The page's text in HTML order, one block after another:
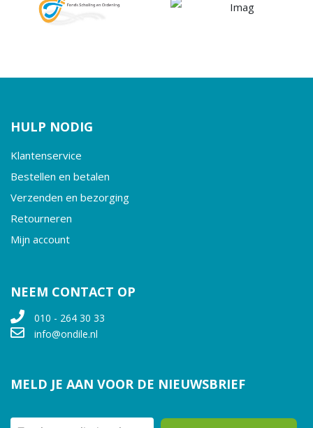
HULP NODIG
Klantenservice
Bestellen en betalen
Verzenden en bezorging
Retourneren
Mijn account
NEEM CONTACT OP
010 - 264 30 33
info@ondile.nl
MELD JE AAN VOOR DE NIEUWSBRIEF